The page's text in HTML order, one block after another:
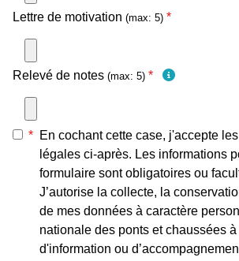
Lettre de motivation (max: 5) *
Relevé de notes (max: 5) *
* En cochant cette case, j'accepte
légales ci-après. Les informations
formulaire sont obligatoires ou
J’autorise la collecte, la
de mes données à caractère
nationale des ponts et chaussées
d'information ou